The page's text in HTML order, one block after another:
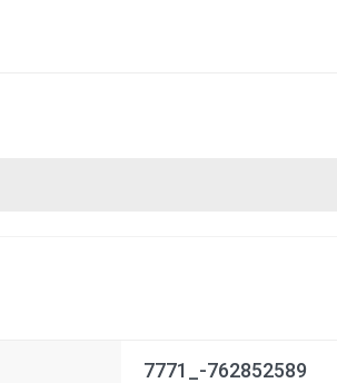
7771_-762852589